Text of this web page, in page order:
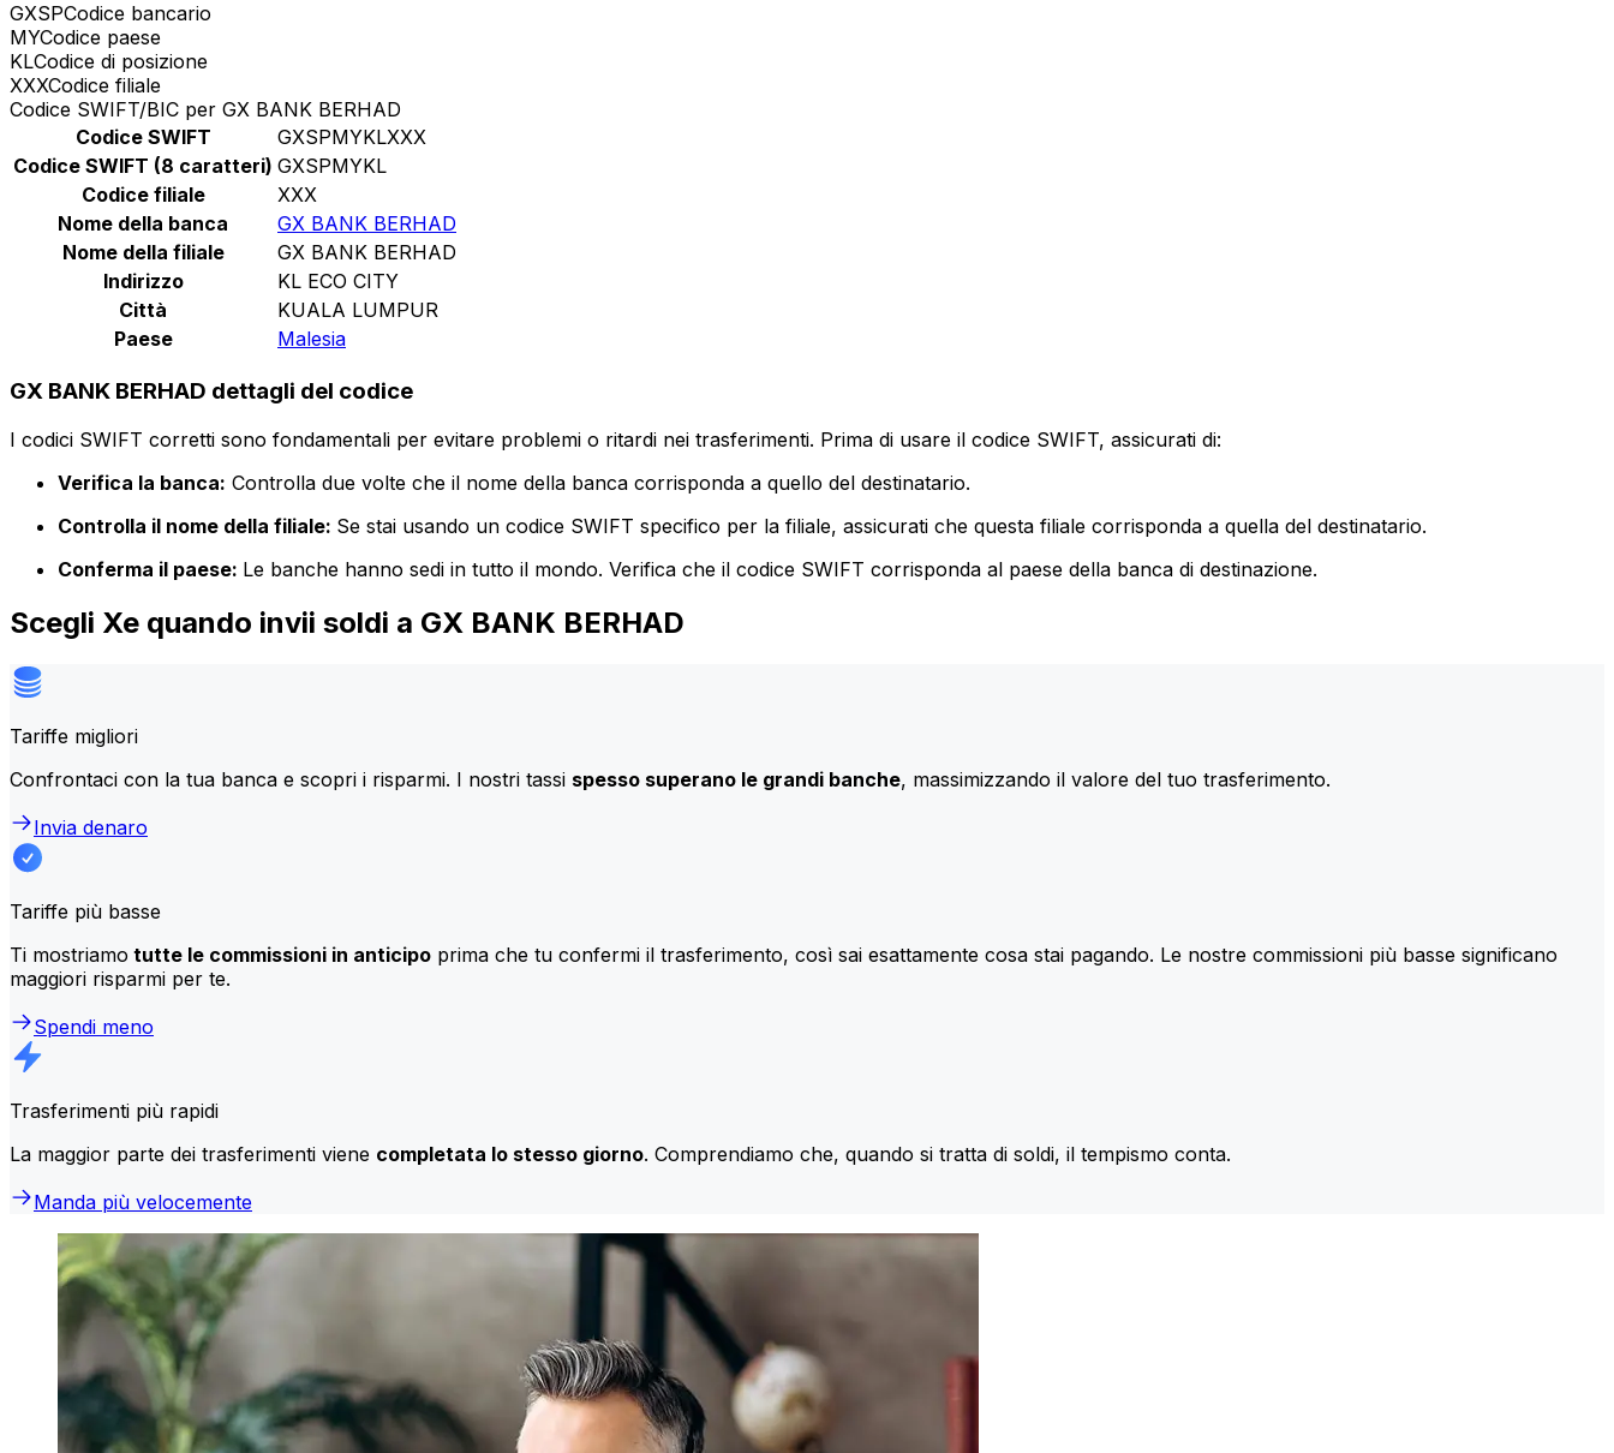
GXSPCodice bancario
MYCodice paese
KLCodice di posizione
XXXCodice filiale
Codice SWIFT/BIC per GX BANK BERHAD
Codice SWIFT
GXSPMYKLXXX
Codice SWIFT (8 caratteri) GXSPMYKL
Codice filiale
XXX
Nome della banca
GX BANK BERHAD
Nome della filiale
GX BANK BERHAD
Indirizzo
KL ECO CITY
Città
KUALA LUMPUR
Paese
Malesia
GX BANK BERHAD dettagli del codice
I codici SWIFT corretti sono fondamentali per evitare problemi o ritardi nei trasferimenti. Prima di usare il codice SWIFT, assicurati di:
Verifica la banca: Controlla due volte che il nome della banca corrisponda a quello del destinatario.
Controlla il nome della filiale: Se stai usando un codice SWIFT specifico per la filiale, assicurati che questa filiale corrisponda a quella del destinatario.
Conferma il paese: Le banche hanno sedi in tutto il mondo. Verifica che il codice SWIFT corrisponda al paese della banca di destinazione.
Scegli Xe quando invii soldi a GX BANK BERHAD
Tariffe migliori
Confrontaci con la tua banca e scopri i risparmi. I nostri tassi spesso superano le grandi banche, massimizzando il valore del tuo trasferimento.
Invia denaro
Tariffe più basse
Ti mostriamo tutte le commissioni in anticipo prima che tu confermi il trasferimento, così sai esattamente cosa stai pagando. Le nostre commissioni più basse significano
maggiori risparmi per te.
Spendi meno
Trasferimenti più rapidi
La maggior parte dei trasferimenti viene completata lo stesso giorno. Comprendiamo che, quando si tratta di soldi, il tempismo conta.
Manda più velocemente